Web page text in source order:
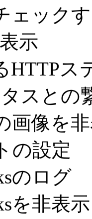
ェック
示
HTTPス
スとの
画像を
の設定
のログ
を非表示